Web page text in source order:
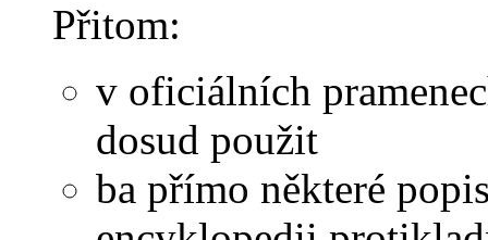
Přitom:
v oficiálních
dosud použit
ba přímo některé